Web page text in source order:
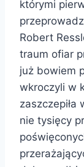
którymi
Robert
traum ofiar
już bowiem
wkroczyli w
zaszczepiła
nie tysięcy